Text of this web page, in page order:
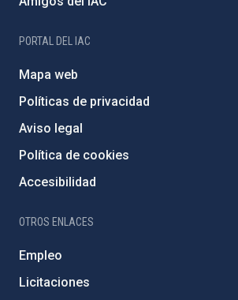
PORTAL DEL IAC
Mapa web
Políticas de privacidad
Aviso legal
Política de cookies
Accesibilidad
OTROS ENLACES
Empleo
Licitaciones